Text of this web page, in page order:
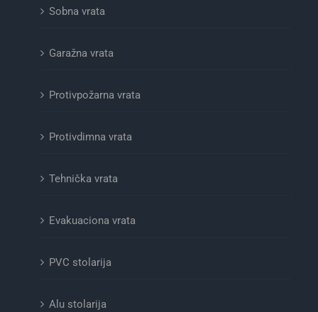
Sobna vrata
Garažna vrata
Protivpožarna vrata
Protivdimna vrata
Tehnička vrata
Evakuaciona vrata
PVC stolarija
Alu stolarija